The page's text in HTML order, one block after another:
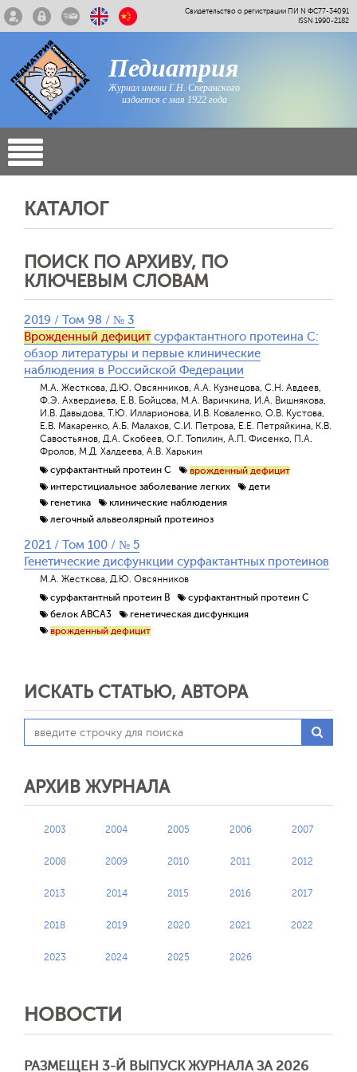
Свидетельство о регистрации ПИ N ФС77-34091
ISSN 1990-2182
Педиатрия
Журнал имени Г.Н. Сперанского
издается с мая 1922 года
КАТАЛОГ
ПОИСК ПО АРХИВУ, ПО
КЛЮЧЕВЫМ СЛОВАМ
2019 / Том 98 / № 3
Врожденный дефицит сурфактантного протеина С:
обзор литературы и первые клинические
наблюдения в Российской Федерации
М.А. Жесткова, Д.Ю. Овсянников, А.А. Кузнецова, С.Н. Авдеев,
Ф.Э. Ахвердиева, Е.В. Бойцова, М.А. Варичкина, И.А. Вишнякова,
И.В. Давыдова, Т.Ю. Илларионова, И.В. Коваленко, О.В. Кустова,
Е.В. Макаренко, А.Б. Малахов, С.И. Петрова, Е.Е. Петряйкина, К.В.
Савостьянов, Д.А. Скобеев, О.Г. Топилин, А.П. Фисенко, П.А.
Фролов, М.Д. Халдеева, А.В. Харькин
сурфактантный протеин С
врожденный дефицит
интерстициальное заболевание легких
дети
генетика
клинические наблюдения
легочный альвеолярный протеиноз
2021 / Том 100 / № 5
Генетические дисфункции сурфактантных протеинов
М.А. Жесткова, Д.Ю. Овсянников
сурфактантный протеин В
сурфактантный протеин С
белок ABCA3
генетическая дисфункция
врожденный дефицит
ИСКАТЬ СТАТЬЮ, АВТОРА
АРХИВ ЖУРНАЛА
2003 2004 2005 2006 2007
2008 2009 2010 2011 2012
2013 2014 2015 2016 2017
2018 2019 2020 2021 2022
2023 2024 2025 2026
НОВОСТИ
РАЗМЕЩЕН 3-Й ВЫПУСК ЖУРНАЛА ЗА 2026